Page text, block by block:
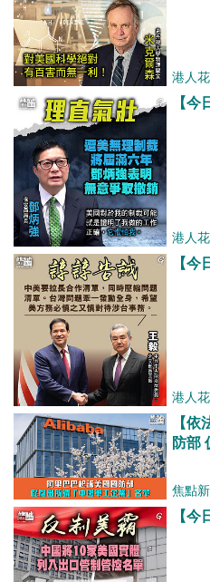
港人
【今
港人
【今
港人
【依
防部
焦點
【今